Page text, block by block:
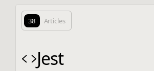
38 Articles
Jest